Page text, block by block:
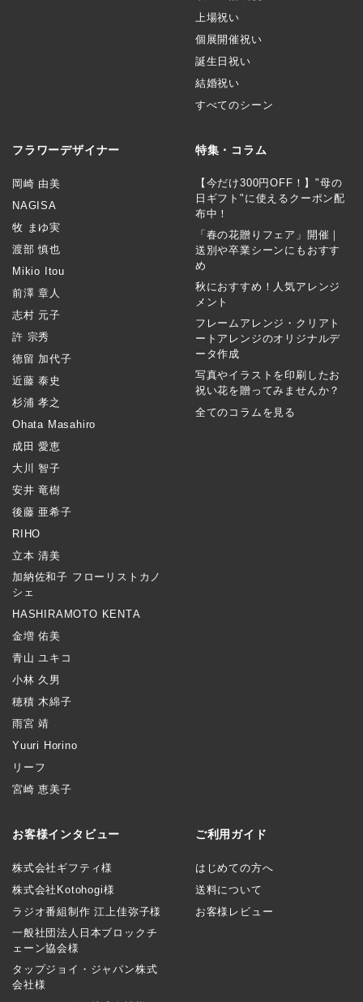
上場祝い
個展開催祝い
誕生日祝い
結婚祝い
すべてのシーン
フラワーデザイナー
岡崎 由美
NAGISA
牧 まゆ実
渡部 慎也
Mikio Itou
前澤 章人
志村 元子
許 宗秀
徳留 加代子
近藤 泰史
杉浦 孝之
Ohata Masahiro
成田 愛恵
大川 智子
安井 竜樹
後藤 亜希子
RIHO
立本 清美
加納佐和子 フローリストカノ
シェ
HASHIRAMOTO KENTA
金増 佑美
青山 ユキコ
小林 久男
穂積 木綿子
雨宮 靖
Yuuri Horino
リーフ
宮崎 恵美子
特集・コラム
【今だけ300円OFF！】"母の
日ギフト"に使えるクーポン配
布中！
「春の花贈りフェア」開催｜
送別や卒業シーンにもおすす
め
秋におすすめ！人気アレンジ
メント
フレームアレンジ・クリアト
ートアレンジのオリジナルデ
ータ作成
写真やイラストを印刷したお
祝い花を贈ってみませんか？
全てのコラムを見る
お客様インタビュー
株式会社ギフティ様
株式会社Kotohogi様
ラジオ番組制作 江上佳弥子様
一般社団法人日本ブロックチ
ェーン協会様
タップジョイ・ジャパン株式
会社様
ご利用ガイド
はじめての方へ
送料について
お客様レビュー